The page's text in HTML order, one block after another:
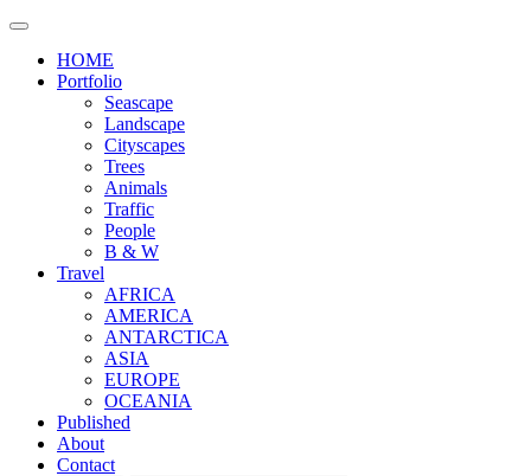
HOME
Portfolio
Seascape
Landscape
Cityscapes
Trees
Animals
Traffic
People
B & W
Travel
AFRICA
AMERICA
ANTARCTICA
ASIA
EUROPE
OCEANIA
Published
About
Contact